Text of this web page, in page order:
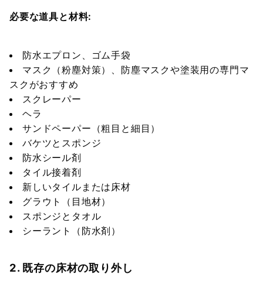
必要な道具と材料:
防水エプロン、ゴム手袋
マスク（粉塵対策）、防塵マスクや塗装用の専門マ
スクがおすすめ
スクレーパー
ヘラ
サンドペーパー（粗目と細目）
バケツとスポンジ
防水シール剤
タイル接着剤
新しいタイルまたは床材
グラウト（目地材）
スポンジとタオル
シーラント（防水剤）
2. 既存の床材の取り外し